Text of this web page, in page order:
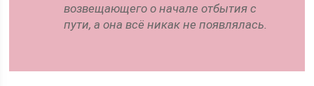
возвещающего о начале отбытия с
пути, а она всё никак не появлялась.